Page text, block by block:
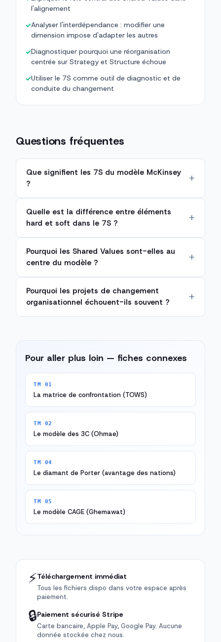
l'alignement
✓Analyser l'interdépendance : modifier une
dimension impose d'adapter les autres
✓Diagnostiquer pourquoi une réorganisation
centrée sur Strategy et Structure échoue
✓Utiliser le 7S comme outil de diagnostic et de
conduite du changement
Questions fréquentes
Que signifient les 7S du modèle McKinsey
?
Quelle est la différence entre éléments
hard et soft dans le 7S ?
Pourquoi les Shared Values sont-elles au
centre du modèle ?
Pourquoi les projets de changement
organisationnel échouent-ils souvent ?
Pour aller plus loin — fiches connexes
TM 01
La matrice de confrontation (TOWS)
TM 02
Le modèle des 3C (Ohmae)
TM 04
Le diamant de Porter (avantage des nations)
TM 05
Le modèle CAGE (Ghemawat)
⚡Téléchargement immédiat
Tous les fichiers dispo dans votre espace après
paiement.
🔒Paiement sécurisé Stripe
Carte bancaire, Apple Pay, Google Pay. Aucune
donnée stockée chez nous.